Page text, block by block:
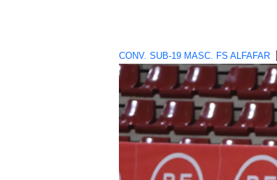
CONV. SUB-19 MASC. FS ALFAFAR